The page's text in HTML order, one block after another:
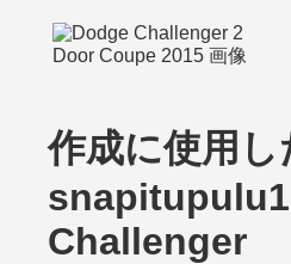
作成に使用し
Challenger